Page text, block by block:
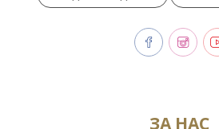
ЗА НАС